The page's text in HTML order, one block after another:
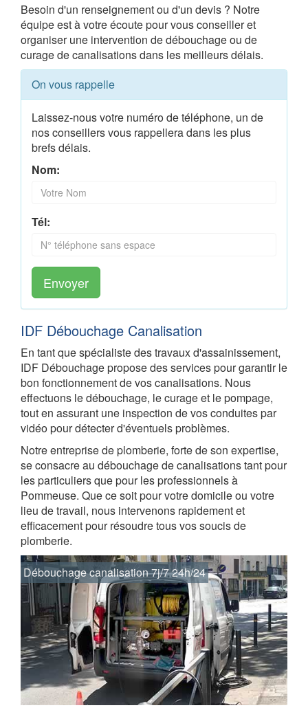
Besoin d'un renseignement ou d'un devis ? Notre
équipe est à votre écoute pour vous conseiller et
organiser une intervention de débouchage ou de
curage de canalisations dans les meilleurs délais.
On vous rappelle
Laissez-nous votre numéro de téléphone, un de
nos conseillers vous rappellera dans les plus
brefs délais.
Nom:
Tél:
Envoyer
IDF Débouchage Canalisation
En tant que spécialiste des travaux d'assainissement,
IDF Débouchage propose des services pour garantir le
bon fonctionnement de vos canalisations. Nous
effectuons le débouchage, le curage et le pompage,
tout en assurant une inspection de vos conduites par
vidéo pour détecter d'éventuels problèmes.
Notre entreprise de plomberie, forte de son expertise,
se consacre au débouchage de canalisations tant pour
les particuliers que pour les professionnels à
Pommeuse. Que ce soit pour votre domicile ou votre
lieu de travail, nous intervenons rapidement et
efficacement pour résoudre tous vos soucis de
plomberie.
Débouchage canalisation 7j/7 24h/24